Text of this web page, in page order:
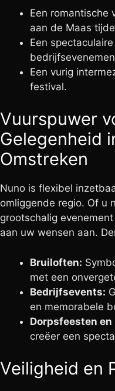
Een romantische
aan de Maas
Een
Een vurig
festival.
Vuurspuwer
Gelegenheid
Omstreken
Nuno is flexibel
omliggende regio. Of u
grootschalig
aan uw wensen aan.
Bruiloften:
met een
Bedrijfsevents:
en memorabele
Dorpsfeesten en
creëer een
Veiligheid en